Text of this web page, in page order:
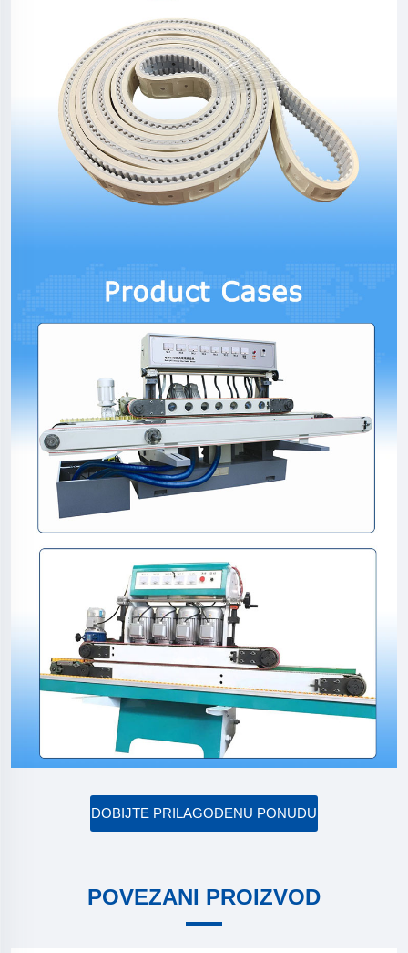
DOBIJTE PRILAGOĐENU PONUDU
POVEZANI PROIZVOD